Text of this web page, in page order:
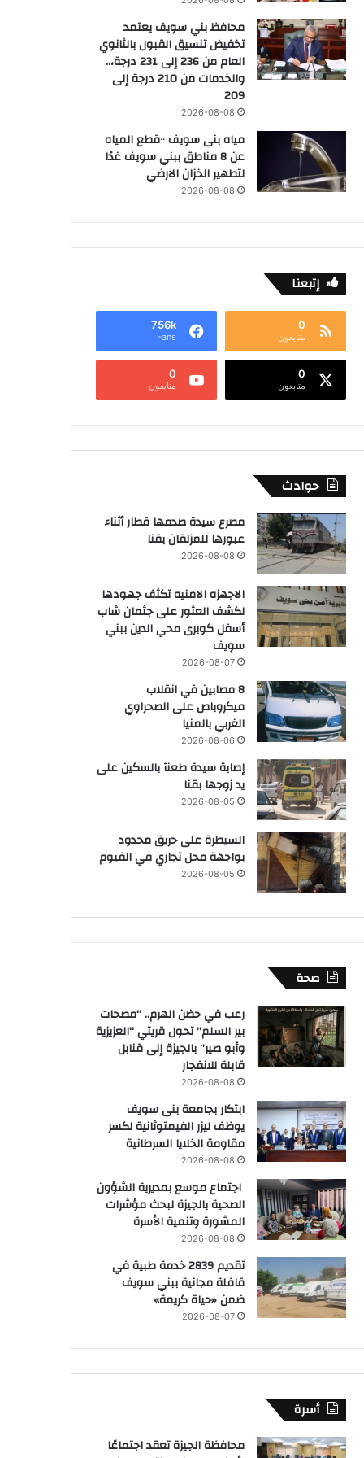
محافظ بني سويف يعتمد
تخفيض تنسيق القبول بالثانوي
العام من 236 إلى 231 درجة،..
والخدمات من 210 درجة إلى
209
2026-08-08
مياه بنى سويف ٠٠قطع المياه
عن 8 مناطق ببني سويف غدًا
لتطهير الخزان الارضي
2026-08-08
إتبعنا
0
متابعون
756k
Fans
0
متابعون
0
متابعون
حوادث
مصرع سيدة صدمها قطار أثناء
عبورها للمزلقان بقنا
2026-08-08
الاجهزه الامنيه تكثف جهودها
لكشف العثور على جثمان شاب
أسفل كوبرى محي الدين ببني
سويف
2026-08-07
8 مصابين في انقلاب
ميكروباص على الصحراوي
الغربي بالمنيا
2026-08-06
إصابة سيدة طعنآ بالسكين على
يد زوجها بقنا
2026-08-05
السيطرة على حريق محدود
بواجهة محل تجاري في الفيوم
2026-08-05
صحة
رعب في حضن الهرم.. “مصحات
بير السلم” تحول قريتي “العزيزية
وأبو صير” بالجيزة إلى قنابل
قابلة للانفجار
2026-08-08
ابتكار بجامعة بنى سويف
يوظف ليزر الفيمتوثانية لكسر
مقاومة الخلايا السرطانية
2026-08-08
اجتماع موسع بمديرية الشؤون
الصحية بالجيزة لبحث مؤشرات
المشورة وتنمية الأسرة
2026-08-08
تقديم 2839 خدمة طبية في
قافلة مجانية ببني سويف
ضمن «حياة كريمة»
2026-08-07
أسرة
محافظة الجيزة تعقد اجتماعًا